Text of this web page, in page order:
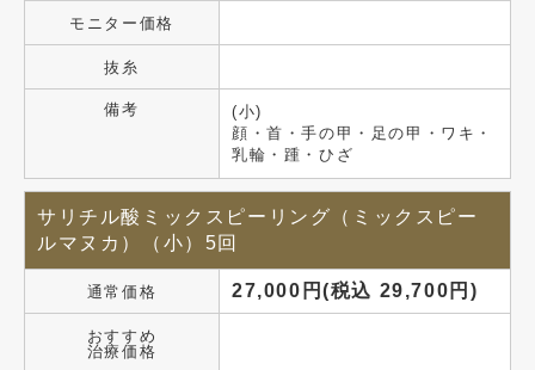
モニター価格
抜糸
備考
(小)
顔・首・手の甲・足の甲・ワキ・
乳輪・踵・ひざ
サリチル酸ミックスピーリング（ミックスピー
ルマヌカ）（小）5回
通常価格 27,000円(税込 29,700円)
おすすめ
治療価格